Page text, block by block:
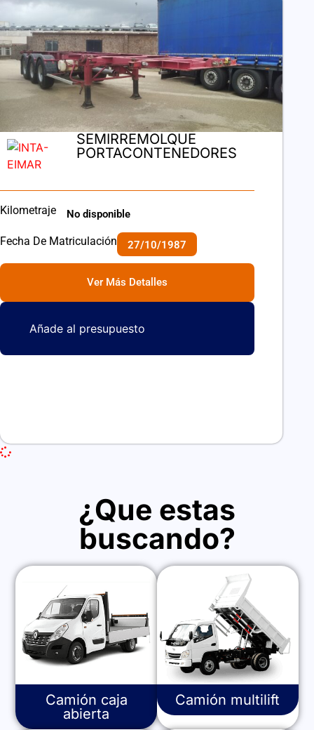
SEMIRREMOLQUE
PORTACONTENEDORES
Kilometraje No disponible
Fecha De Matriculación 27/10/1987
Ver Más Detalles
Añade al presupuesto
¿Que estas
buscando?
Camión caja
abierta
Camión multilift